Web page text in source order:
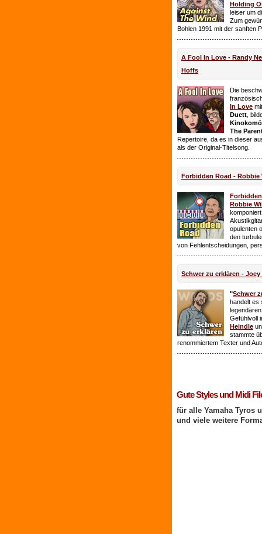
Holding
leiser um
Zum
Bohlen 1991 mit der sanften
A Fool In Love - Randy
Hoffs
Die
In Love
Duett ,
The
Repertoire, da es in dieser
als der Original-Titelsong.
Forbidden Road - Robbie
Robbie
opulenten
den
von Fehlentscheidungen,
Schwer zu erklären - Joey
"Schwer
handelt es
Gefühlvoll
Heindle
stammte
renommiertem Texter und
Gute Styles und Midi
für alle Yamaha Tyros
und viele weitere